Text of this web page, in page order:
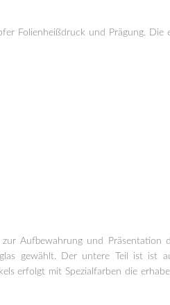
Folienheißdruck und Prägung.
Aufbewahrung und
gewählt. Der untere Teil ist ist
erfolgt mit Spezialfarben die